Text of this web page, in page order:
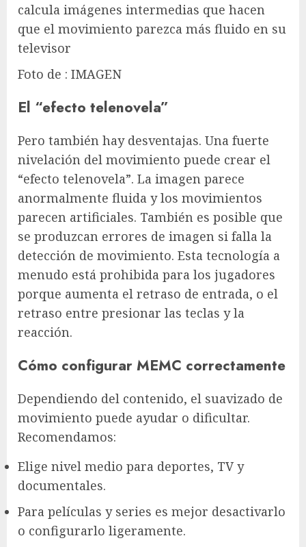
calcula imágenes intermedias que hacen
que el movimiento parezca más fluido en su
televisor
Foto de : IMAGEN
El “efecto telenovela”
Pero también hay desventajas. Una fuerte
nivelación del movimiento puede crear el
“efecto telenovela”. La imagen parece
anormalmente fluida y los movimientos
parecen artificiales. También es posible que
se produzcan errores de imagen si falla la
detección de movimiento. Esta tecnología a
menudo está prohibida para los jugadores
porque aumenta el retraso de entrada, o el
retraso entre presionar las teclas y la
reacción.
Cómo configurar MEMC correctamente
Dependiendo del contenido, el suavizado de
movimiento puede ayudar o dificultar.
Recomendamos:
Elige nivel medio para deportes, TV y
documentales.
Para películas y series es mejor desactivarlo
o configurarlo ligeramente.